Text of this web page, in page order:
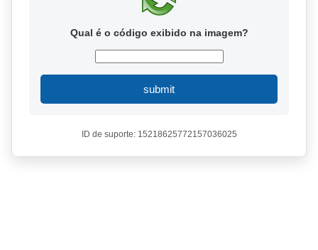
Qual é o código exibido na imagem?
submit
ID de suporte: 15218625772157036025